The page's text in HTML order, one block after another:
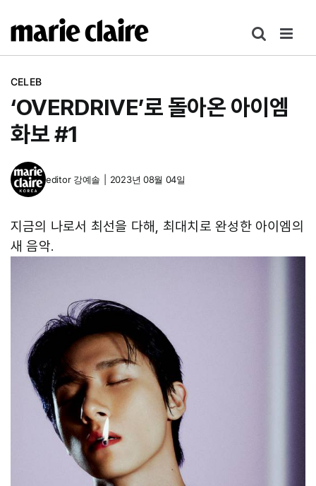
텐
건
기
CELEB
‘OVERDRIVE’로 돌아온 아이엠
화보 #1
editor 강예솔 2023년 08월 04일
지금의 나로서 최선을 다해, 최대치로 완성한 아이엠의
새 음악.